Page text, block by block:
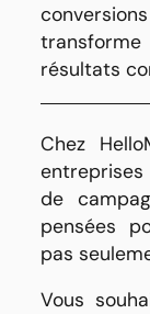
résultats
Chez
entreprises
de
pensées
pas
Vous